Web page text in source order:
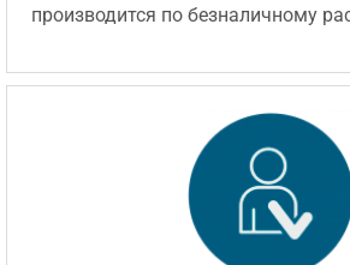
производится по безналичному